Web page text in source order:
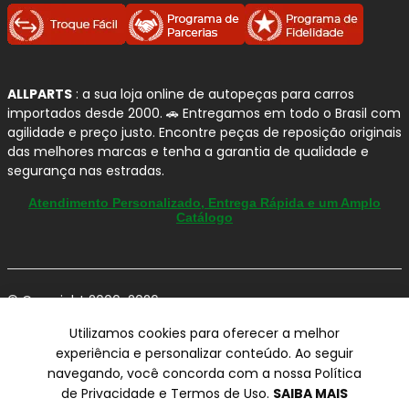
é uma marca com portfólio amplo paraveículos leves
ideal para reposição com padrão consistente.
diferentes perfis de uso, desde a linha premium
CERAMAXXaté aspastilhas ADVANCEDesapatas de
freio, sempre priorizandoaplicação corretae
compatibilidadecom o seuAudi Q5.
Linhas FRAS-LE para Automóveis: qual
Pastilha de Freio FRAS-LE CERAMAXX
mínimo resíduo nas rodas.
Pastilha de Freio FRAS-LE ADVANCED (linha
tradicional):foco emalto desempenho,
baixa emissão de ruído/vibraçãoe
ALLPARTS : a sua loja online de autopeças para carros
importados desde 2000. 🚗 Entregamos em todo o Brasil com
agilidade e preço justo. Encontre peças de reposição originais
das melhores marcas e tenha a garantia de qualidade e
segurança nas estradas.
Atendimento Personalizado, Entrega Rápida e um Amplo
Catálogo
© Copyright 2000-2026
CNPJ 03.724.695/0001-42 - Av. Avelino Capellato, 450 - Santa
Claudina - Vinhedo/SP - CEP 13284-480.
Preços, condições de pagamento e frete exclusivos para compras via
internet utilizando CPF, podendo variar na Loja Física e Televendas.
Utilizamos cookies para oferecer a melhor
experiência e personalizar conteúdo. Ao seguir
navegando, você concorda com a nossa Política
de Privacidade e Termos de Uso. SAIBA MAIS